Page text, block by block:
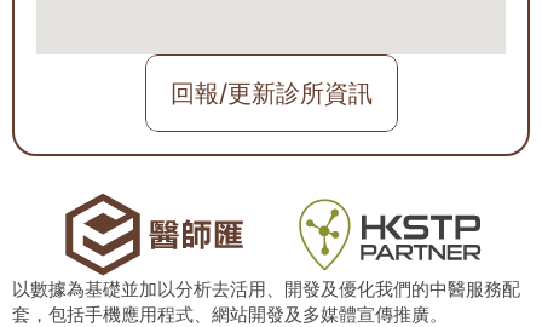
回報/更新診所資訊
以數據為基礎並加以分析去活用、開發及優化我們的中醫服務配
套，包括手機應用程式、網站開發及多媒體宣傳推廣。